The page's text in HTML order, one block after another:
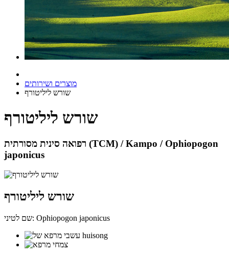
מוצרים ושירותים
שורש ליליטורף
שורש ליליטורף
רפואה סינית מסורתית (TCM) / Kampo / Ophiopogon
japonicus
שורש ליליטורף
שם לטיני: Ophiopogon japonicus